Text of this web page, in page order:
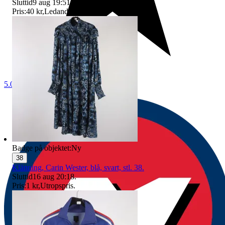
5.0
Sluttid9 aug 19:51.
Pris:40 kr,Ledande bud
Badge på objektet:Ny
38
Klänning, Carin Wester, blå, svart, stl. 38.
Sluttid16 aug 20:18.
Pris:1 kr,Utropspris.